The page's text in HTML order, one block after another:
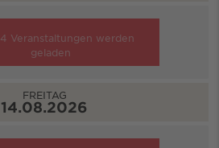
4 Veranstaltungen werden
geladen
FREITAG
14.08.2026